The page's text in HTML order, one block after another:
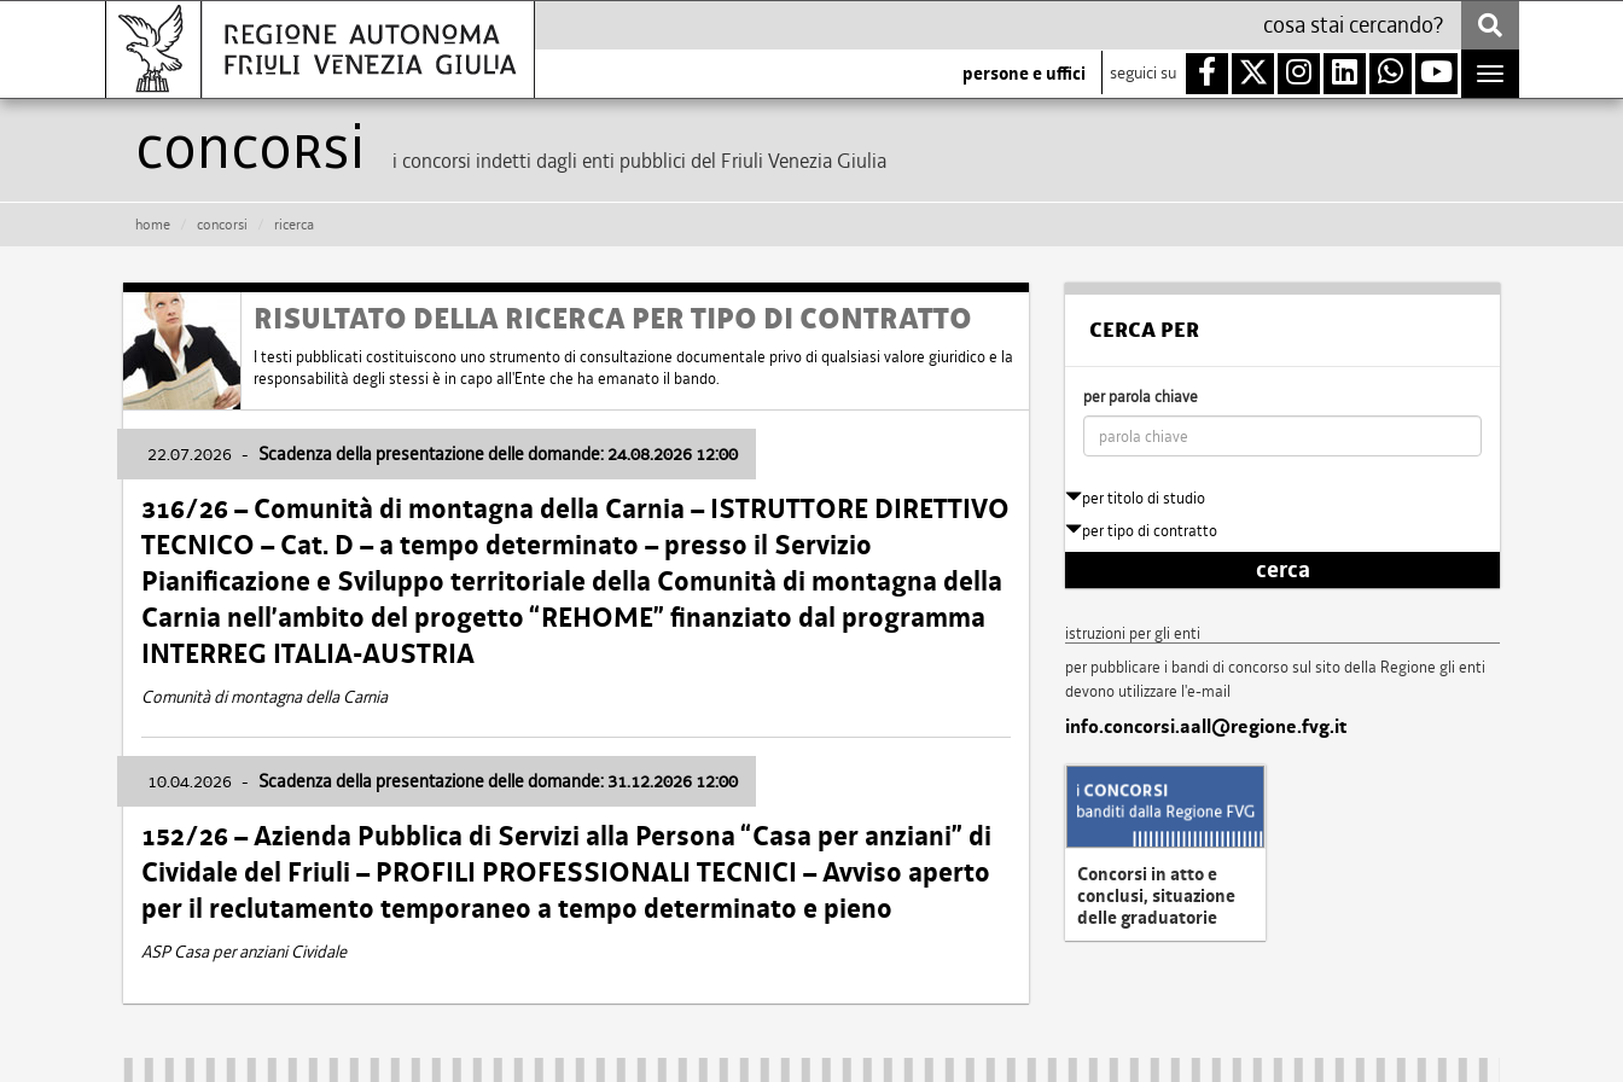
persone e uffici seguici su
Toggle
navigation
Concorsi i concorsi indetti dagli enti pubblici del Friuli Venezia Giulia
home concorsi ricerca
RISULTATO DELLA RICERCA PER TIPO DI CONTRATTO
I testi pubblicati costituiscono uno strumento di consultazione documentale privo di qualsiasi valore giuridico e la
responsabilità degli stessi è in capo all'Ente che ha emanato il bando.
22.07.2026 - Scadenza della presentazione delle domande: 24.08.2026 12:00
316/26 – Comunità di montagna della Carnia – ISTRUTTORE DIRETTIVO
TECNICO – Cat. D – a tempo determinato – presso il Servizio
Pianificazione e Sviluppo territoriale della Comunità di montagna della
Carnia nell’ambito del progetto “REHOME” finanziato dal programma
INTERREG ITALIA-AUSTRIA
Comunità di montagna della Carnia
10.04.2026 - Scadenza della presentazione delle domande: 31.12.2026 12:00
152/26 – Azienda Pubblica di Servizi alla Persona “Casa per anziani” di
Cividale del Friuli – PROFILI PROFESSIONALI TECNICI – Avviso aperto
per il reclutamento temporaneo a tempo determinato e pieno
ASP Casa per anziani Cividale
CERCA PER
per parola chiave
per titolo di studio
per tipo di contratto
cerca
istruzioni per gli enti
per pubblicare i bandi di concorso sul sito della Regione gli enti
devono utilizzare l'e-mail
info.concorsi.aall@regione.fvg.it
Concorsi in atto e
conclusi, situazione
delle graduatorie